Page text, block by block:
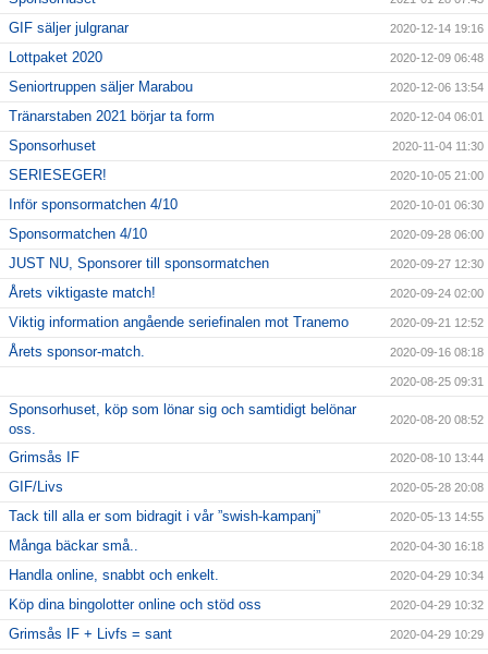
GIF säljer julgranar 2020-12-14 19:16
Lottpaket 2020 2020-12-09 06:48
Seniortruppen säljer Marabou 2020-12-06 13:54
Tränarstaben 2021 börjar ta form 2020-12-04 06:01
Sponsorhuset 2020-11-04 11:30
SERIESEGER! 2020-10-05 21:00
Inför sponsormatchen 4/10 2020-10-01 06:30
Sponsormatchen 4/10 2020-09-28 06:00
JUST NU, Sponsorer till sponsormatchen 2020-09-27 12:30
Årets viktigaste match! 2020-09-24 02:00
Viktig information angående seriefinalen mot Tranemo 2020-09-21 12:52
Årets sponsor-match. 2020-09-16 08:18
2020-08-25 09:31
Sponsorhuset, köp som lönar sig och samtidigt belönar
oss.
2020-08-20 08:52
Grimsås IF 2020-08-10 13:44
GIF/Livs 2020-05-28 20:08
Tack till alla er som bidragit i vår ”swish-kampanj” 2020-05-13 14:55
Många bäckar små.. 2020-04-30 16:18
Handla online, snabbt och enkelt. 2020-04-29 10:34
Köp dina bingolotter online och stöd oss 2020-04-29 10:32
Grimsås IF + Livfs = sant 2020-04-29 10:29